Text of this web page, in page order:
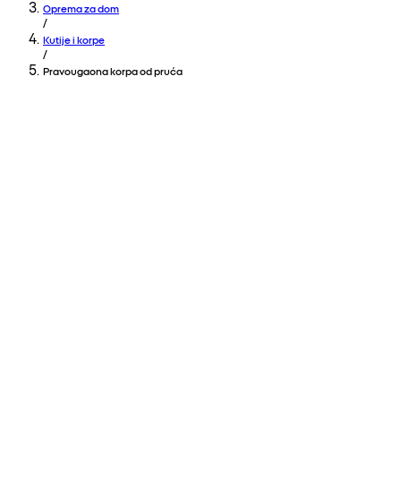
Oprema za dom
/
Kutije i korpe
/
Pravougaona korpa od pruća